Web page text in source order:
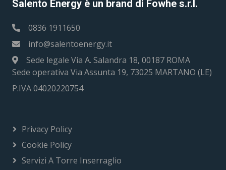
Salento Energy è un brand di Fowhe s.r.l.
0836 1911650
info@salentoenergy.it
Sede legale Via A. Salandra 18, 00187 ROMA
Sede operativa Via Assunta 19, 73025 MARTANO (LE)
P.IVA 04020220754
Privacy Policy
Cookie Policy
Servizi A Torre Inserraglio